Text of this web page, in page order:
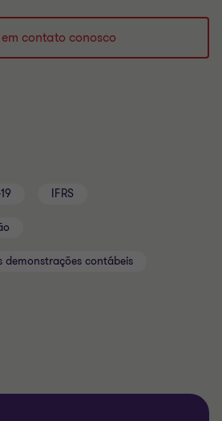
contato conosco
IFRS
demonstrações contábeis